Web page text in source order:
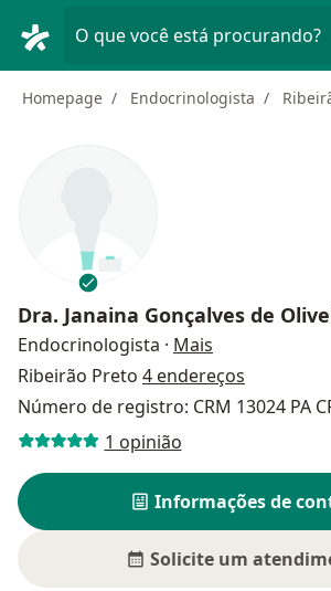
O que você está procurando?
Homepage Endocrinologista
Dra. Janaina Gonçalves de
Endocrinologista · Mais
Ribeirão Preto 4 endereços
Número de registro: CRM 13024 PA
1 opinião
Informações de
Solicite um